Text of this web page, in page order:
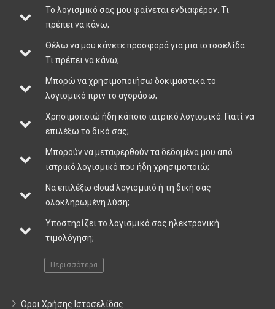
Το λογισμικό σας μου φαίνεται ενδιαφέρον. Τι
πρέπει να κάνω;
Θέλω να μου κάνετε προσφορά για μια ιστοσελίδα.
Τι πρέπει να κάνω;
Μπορώ να χρησιμοποιήσω δοκιμαστικά το
λογισμικό πριν το αγοράσω;
Χρησιμοποιώ ήδη κάποιο ιατρικό λογισμικό. Γιατί να
επιλέξω το δικό σας;
Μπορούν να μεταφερθούν τα δεδομένα μου από
ιατρικό λογισμικό που ήδη χρησιμοποιώ;
Να επιλέξω cloud λογισμικό ή τη δική σας
ολοκληρωμένη λύση;
Υποστηρίζει το λογισμικό σας ηλεκτρονική
τιμολόγηση;
Περισσότερα
Όροι Χρήσης Ιστοσελίδας